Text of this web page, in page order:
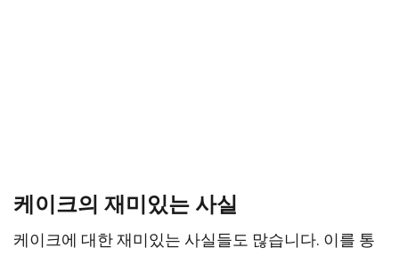
케이크의 재미있는 사실
케이크에 대한 재미있는 사실들도 많습니다. 이를 통